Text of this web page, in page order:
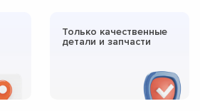
Только качественные
детали и запчасти